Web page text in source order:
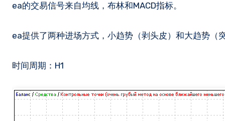
ea的交易信号来自均线，布林和MACD指标。
ea提供了两种进场方式，小趋势（剥头皮）和大趋势（
时间周期：H1